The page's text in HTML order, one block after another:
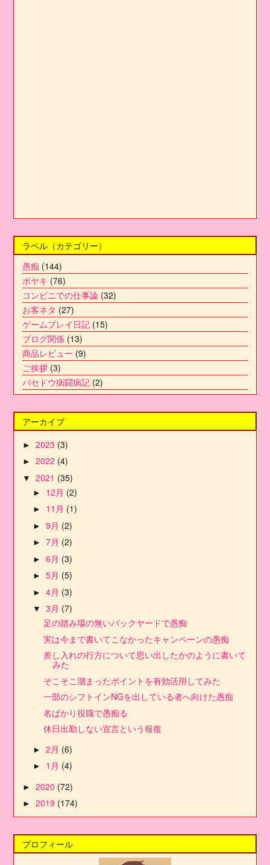
ラベル（カテゴリー）
愚痴 (144)
ボヤキ (76)
コンビニでの仕事論 (32)
お客ネタ (27)
ゲームプレイ日記 (15)
ブログ関係 (13)
商品レビュー (9)
ご挨拶 (3)
バセドウ病闘病記 (2)
アーカイブ
►2023 (3)
►2022 (4)
▼2021 (35)
► 12月 (2)
► 11月 (1)
►9月 (2)
►7月 (2)
►6月 (3)
►5月 (5)
►4月 (3)
▼3月 (7)
足の踏み場の無いバックヤードで愚痴
実は今まで書いてこなかったキャンペーンの愚痴
差し入れの行方について思い出したかのように書いて
みた
そこそこ溜まったポイントを有効活用してみた
一部のシフトインNGを出している者へ向けた愚痴
名ばかり役職で愚痴る
休日出勤しない宣言という報復
►2月 (6)
► 1月 (4)
►2020 (72)
►2019 (174)
プロフィール